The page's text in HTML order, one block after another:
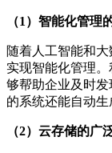
（1）智能化管理
随着人工智能和
实现智能化管理
够帮助企业及时
的系统还能自动生
（2）云存储的广